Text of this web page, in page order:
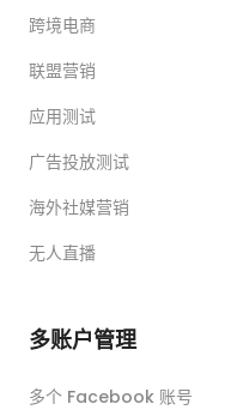
跨境电商
联盟营销
应用测试
广告投放测试
海外社媒营销
无人直播
多账户管理
多个 Facebook 账号